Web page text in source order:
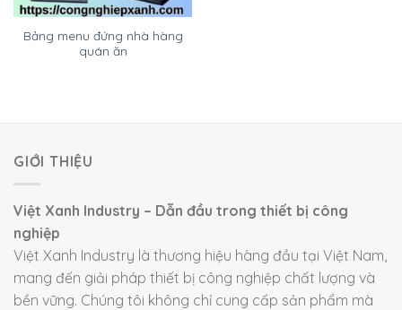
Bảng menu đứng nhà hàng
quán ăn
GIỚI THIỆU
Việt Xanh Industry – Dẫn đầu trong thiết bị công
nghiệp
Việt Xanh Industry là thương hiệu hàng đầu tại Việt Nam,
mang đến giải pháp thiết bị công nghiệp chất lượng và
bền vững. Chúng tôi không chỉ cung cấp sản phẩm mà